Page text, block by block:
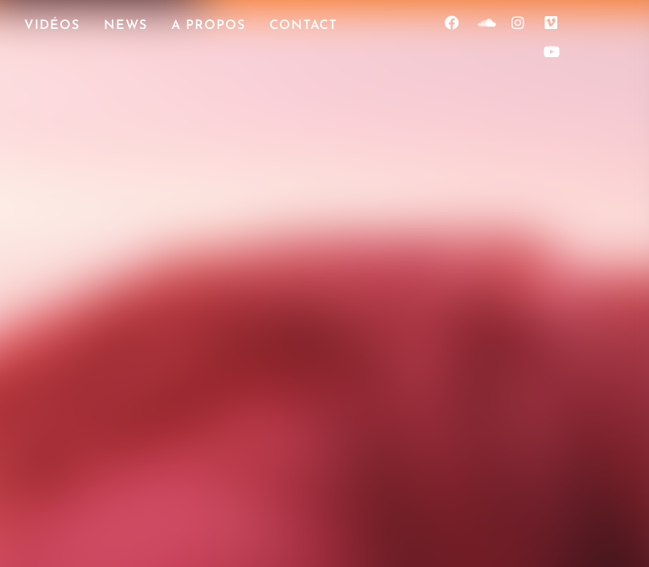
VIDÉOS NEWS A PROPOS CONTACT